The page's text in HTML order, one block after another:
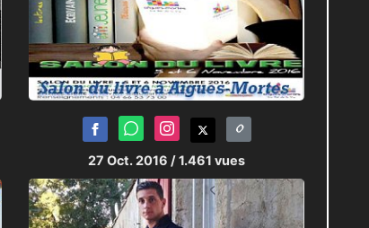
27 Oct. 2016 / 1.461 vues